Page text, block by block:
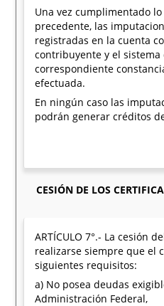
Una vez cumplimentado
precedente, las
registradas en la cuenta
contribuyente y el
correspondiente
efectuada.
En ningún caso las
podrán generar créditos
CESIÓN DE LOS
ARTÍCULO 7°.- La cesión
realizarse siempre que el
siguientes requisitos:
a) No posea deudas
Administración Federal,